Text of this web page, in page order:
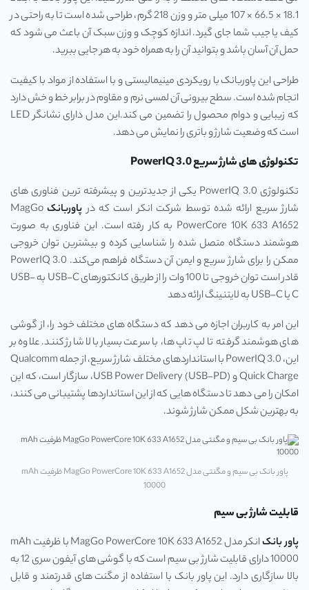
18.1 × 66.5 × 107 میلی ‌متر و وزن 218 گرم، طراحی شده است تا به راحتی در
کیف یا جیب شما جای گیرد. اندازه کوچک و وزن سبک آن باعث می‌ شود که
حمل آن آسان باشد و بتوانید آن را به همراه خود به هر جایی ببرید.
طراحی این پاوربانک با رویکردی مینیمالیستی و با استفاده از مواد با کیفیت
انجام شده است. سطح بیرونی آن لمسی نرم و مقاوم در برابر خط و خش دارد
که زیبایی و دوام محصول را تضمین می ‌کند.این مدل دارای نشانگر LED
است که وضعیت شارژ و باتری را نمایش می ‌دهد.
تکنولوژی ‌های شارژ سریع PowerIQ 3.0
تکنولوژی PowerIQ 3.0 یکی از جدیدترین و پیشرفته ‌ترین فناوری ‌های
شارژ سریع ارائه شده توسط شرکت انکر است که در پاوربانک MagGo
PowerCore 10K 633 A1652 به کار رفته است. این فناوری به صورت
هوشمند دستگاه متصل شده را شناسایی کرده و بیشترین توان خروجی
ممکن را برای شارژ سریع و ایمن آن دستگاه فراهم می‌کند. PowerIQ 3.0
قادر است توان خروجی تا 100 وات را از طریق کانکتورهای USB-C به USB-
C یا USB-C به لایتنینگ ارائه دهد
این امر به کاربران اجازه می ‌دهد که دستگاه ‌های مختلف خود را، از گوشی
‌های هوشمند گرفته تا لپ ‌تاپ ‌ها، با سرعت بسیار بالا شارژ کنند. علاوه بر
این، PowerIQ 3.0 با استانداردهای مختلف شارژ سریع، از جمله Qualcomm
Quick Charge و USB Power Delivery (USB-PD)، سازگار است، که این
امکان را می‌ دهد تا دستگاه ‌هایی که از این استانداردها پشتیبانی می ‌کنند،
به بهترین شکل ممکن شارژ شوند.
پاور بانک بی سیم و مگنتی مدل MagGo PowerCore 10K 633 A1652 ظرفیت mAh
10000
قابلیت شارژ بی سیم
پاور بانک
انکر مدل MagGo PowerCore 10K 633 A1652 با ظرفیت mAh
10000 دارای قابلیت شارژ بی‌ سیم است که با گوشی‌ های آیفون سری 12 به
بالا سازگاری دارد. این پاور بانک با استفاده از مگنت ‌های قدرتمند و قابل